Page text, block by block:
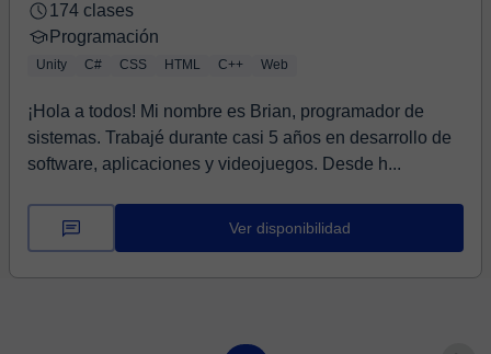
174 clases
Programación
Unity C# CSS HTML C++ Web
¡Hola a todos! Mi nombre es Brian, programador de
sistemas. Trabajé durante casi 5 años en desarrollo de
software, aplicaciones y videojuegos. Desde h...
Ver disponibilidad